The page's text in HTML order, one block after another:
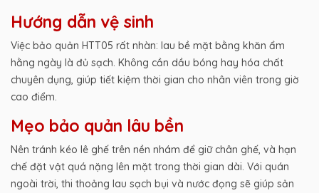
Hướng dẫn vệ sinh
Việc bảo quản HTT05 rất nhàn: lau bề mặt bằng khăn ẩm
hằng ngày là đủ sạch. Không cần dầu bóng hay hóa chất
chuyên dụng, giúp tiết kiệm thời gian cho nhân viên trong giờ
cao điểm.
Mẹo bảo quản lâu bền
Nên tránh kéo lê ghế trên nền nhám để giữ chân ghế, và hạn
chế đặt vật quá nặng lên mặt trong thời gian dài. Với quán
ngoài trời, thi thoảng lau sạch bụi và nước đọng sẽ giúp sản